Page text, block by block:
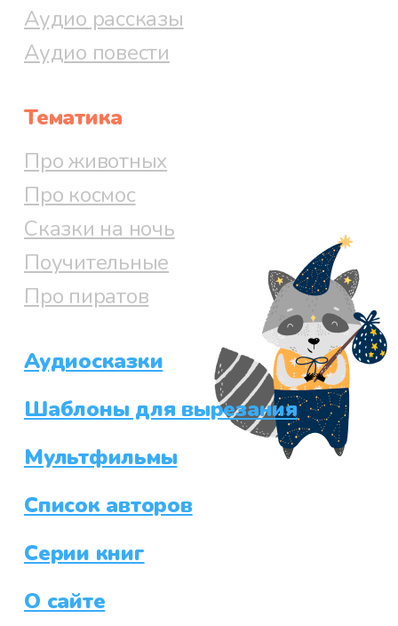
Аудио рассказы
Аудио повести
Тематика
Про животных
Про космос
Сказки на ночь
Поучительные
Про пиратов
Аудиосказки
Шаблоны для вырезания
Мультфильмы
Список авторов
Серии книг
О сайте